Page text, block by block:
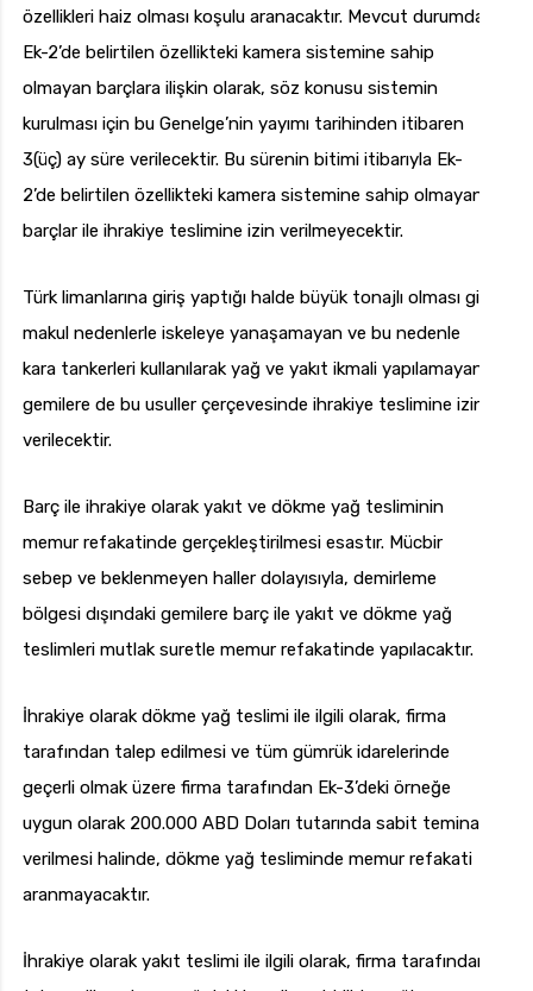
özellikleri haiz olması koşulu aranacaktır. Mevcut durumda
Ek-2’de belirtilen özellikteki kamera sistemine sahip
olmayan barçlara ilişkin olarak, söz konusu sistemin
kurulması için bu Genelge’nin yayımı tarihinden itibaren
3(üç) ay süre verilecektir. Bu sürenin bitimi itibarıyla Ek-
2’de belirtilen özellikteki kamera sistemine sahip olmayan
barçlar ile ihrakiye teslimine izin verilmeyecektir.
Türk limanlarına giriş yaptığı halde büyük tonajlı olması gibi
makul nedenlerle iskeleye yanaşamayan ve bu nedenle
kara tankerleri kullanılarak yağ ve yakıt ikmali yapılamayan
gemilere de bu usuller çerçevesinde ihrakiye teslimine izin
verilecektir.
Barç ile ihrakiye olarak yakıt ve dökme yağ tesliminin
memur refakatinde gerçekleştirilmesi esastır. Mücbir
sebep ve beklenmeyen haller dolayısıyla, demirleme
bölgesi dışındaki gemilere barç ile yakıt ve dökme yağ
teslimleri mutlak suretle memur refakatinde yapılacaktır.
İhrakiye olarak dökme yağ teslimi ile ilgili olarak, firma
tarafından talep edilmesi ve tüm gümrük idarelerinde
geçerli olmak üzere firma tarafından Ek-3’deki örneğe
uygun olarak 200.000 ABD Doları tutarında sabit teminat
verilmesi halinde, dökme yağ tesliminde memur refakati
aranmayacaktır.
İhrakiye olarak yakıt teslimi ile ilgili olarak, firma tarafından